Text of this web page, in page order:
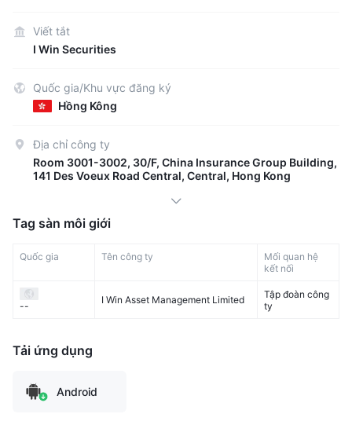
Viết tắt
I Win Securities
Quốc gia/Khu vực đăng ký
Hồng Kông
Địa chỉ công ty
Room 3001-3002, 30/F, China Insurance Group Building,
141 Des Voeux Road Central, Central, Hong Kong
Tag sàn môi giới
Quốc gia Tên công ty
Mối quan hệ
kết nối
--
I Win Asset Management Limited
Tập đoàn công
ty
Tải ứng dụng
Android